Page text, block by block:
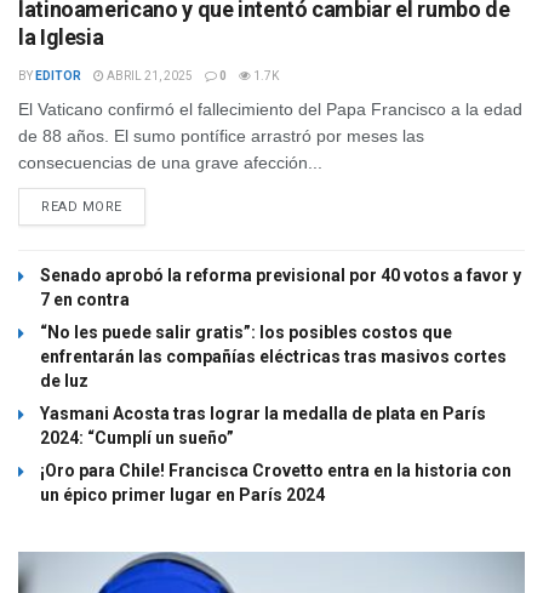
latinoamericano y que intentó cambiar el rumbo de
la Iglesia
BY EDITOR ABRIL 21, 2025 0 1.7K
El Vaticano confirmó el fallecimiento del Papa Francisco a la edad
de 88 años. El sumo pontífice arrastró por meses las
consecuencias de una grave afección...
READ MORE
Senado aprobó la reforma previsional por 40 votos a favor y
7 en contra
“No les puede salir gratis”: los posibles costos que
enfrentarán las compañías eléctricas tras masivos cortes
de luz
Yasmani Acosta tras lograr la medalla de plata en París
2024: “Cumplí un sueño”
¡Oro para Chile! Francisca Crovetto entra en la historia con
un épico primer lugar en París 2024